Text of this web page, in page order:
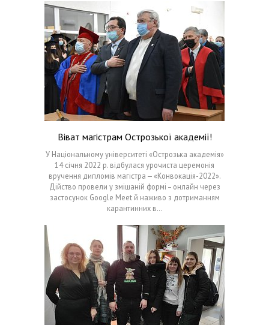
Віват магістрам Острозької академії!
У Національному університеті «Острозька академія»
14 січня 2022 р. відбулася урочиста церемонія
вручення дипломів магістра — «Конвокація-2022».
Дійство провели у змішаній формі – онлайн через
застосунок Google Meet й наживо з дотриманням
карантинних в…